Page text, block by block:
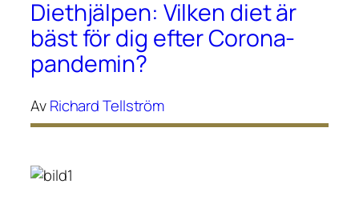
Diethjälpen: Vilken diet är
bäst för dig efter Corona-
pandemin?
AvRichard Tellström